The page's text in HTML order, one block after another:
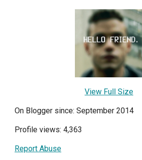
View Full Size
On Blogger since: September 2014
Profile views: 4,363
Report Abuse